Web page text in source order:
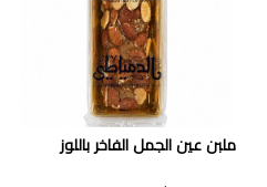
ملبن عين الجمل الفاخر باللوز